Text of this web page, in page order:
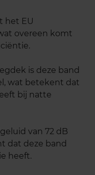
het EU
overeen komt
is deze band
wat betekent dat
bij natte
van 72 dB
dat deze band
heeft.